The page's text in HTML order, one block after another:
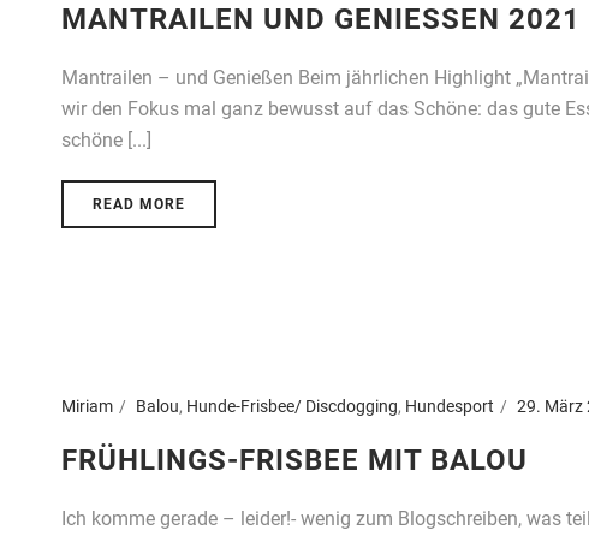
MANTRAILEN UND GENIESSEN 2021
Mantrailen – und Genießen Beim jährlichen Highlight
wir den Fokus mal ganz bewusst auf das Schöne: das gute
schöne [...]
READ MORE
Miriam Balou, Hunde-Frisbee/ Discdogging, Hundesport 29. März
FRÜHLINGS-FRISBEE MIT BALOU
Ich komme gerade – leider!- wenig zum Blogschreiben, was